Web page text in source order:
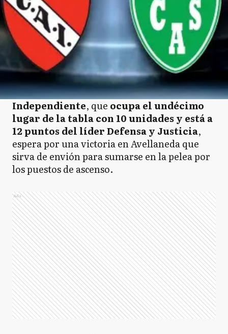
Independiente, que ocupa el undécimo
lugar de la tabla con 10 unidades y está a
12 puntos del líder Defensa y Justicia,
espera por una victoria en Avellaneda que
sirva de envión para sumarse en la pelea por
los puestos de ascenso.
Ads